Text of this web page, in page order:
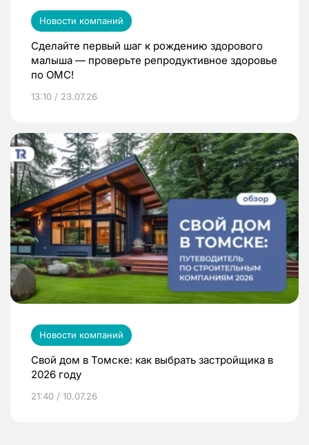
Новости компаний
Сделайте первый шаг к рождению здорового
малыша — проверьте репродуктивное здоровье
по ОМС!
13:10 / 23.07.26
Новости компаний
Свой дом в Томске: как выбрать застройщика в
2026 году
21:40 / 10.07.26